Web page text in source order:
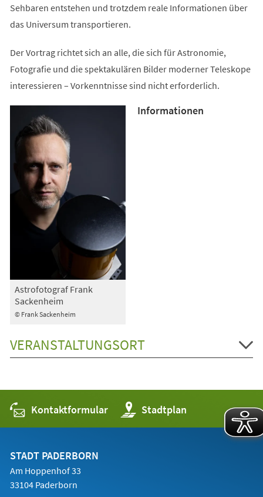
Sehbaren entstehen und trotzdem reale Informationen über
das Universum transportieren.
Der Vortrag richtet sich an alle, die sich für Astronomie,
Fotografie und die spektakulären Bilder moderner Teleskope
interessieren – Vorkenntnisse sind nicht erforderlich.
© Frank Sackenheim
Astrofotograf Frank
Sackenheim
Informationen
VERANSTALTUNGSORT
Kontaktformular Stadtplan
(Öffnet
in
einem
STADT PADERBORN
Am Hoppenhof 33
33104 Paderborn